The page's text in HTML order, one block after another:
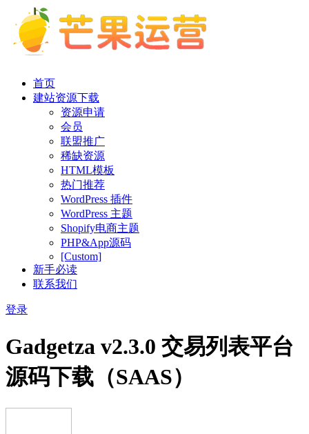
首页
建站资源下载
资源申请
会员
联盟推广
稀缺资源
HTML模板
热门推荐
WordPress 插件
WordPress 主题
Shopify电商主题
PHP&App源码
[Custom]
新手必读
联系我们
登录
Gadgetza v2.3.0 交易列表平台
源码下载（SAAS）